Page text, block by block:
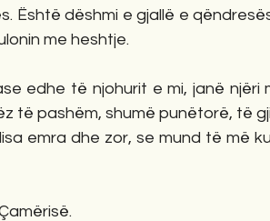
Është dëshmi e gjallë e
me heshtje.
edhe të njohurit e mi, janë njëri
të pashëm, shumë punëtorë, të
emra dhe zor, se mund të më